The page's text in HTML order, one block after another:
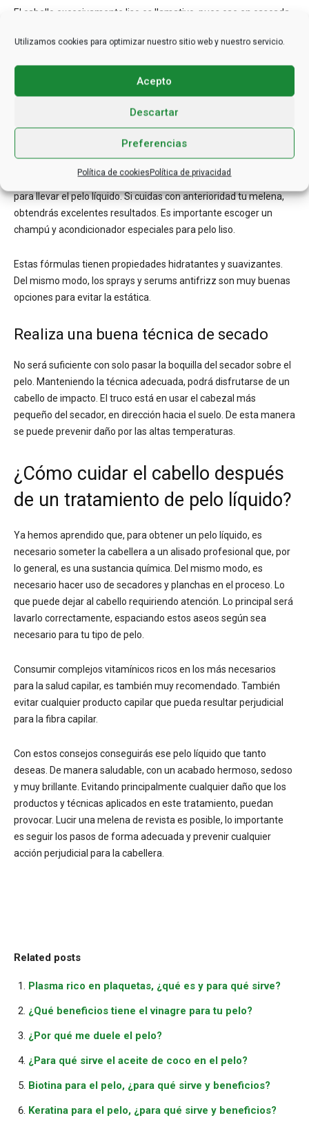
Utilizamos cookies para optimizar nuestro sitio web y nuestro servicio.
Acepto
Descartar
Preferencias
Política de cookiesPolítica de privacidad
El cabello excesivamente liso es llamativo, pues cae en cascada
para resaltar el rostro. Para que este estilo siempre se
mitad con un efecto tipo espejo. El pelo que escapa a la parte
frontal, suele llevarse detrás de las orejas. Esta tendencia puede
variarse si se desea, ondulando un poco las puntas del cabello.
Escoge los productos apropiados
No tienes que esperar a que sea un evento de gran importancia
para llevar el pelo líquido. Si cuidas con anterioridad tu melena,
obtendrás excelentes resultados. Es importante escoger un
champú y acondicionador especiales para pelo liso.
Estas fórmulas tienen propiedades hidratantes y suavizantes.
Del mismo modo, los sprays y serums antifrizz son muy buenas
opciones para evitar la estática.
Realiza una buena técnica de secado
No será suficiente con solo pasar la boquilla del secador sobre el
pelo. Manteniendo la técnica adecuada, podrá disfrutarse de un
cabello de impacto. El truco está en usar el cabezal más
pequeño del secador, en dirección hacia el suelo. De esta manera
se puede prevenir daño por las altas temperaturas.
¿Cómo cuidar el cabello después
de un tratamiento de pelo líquido?
Ya hemos aprendido que, para obtener un pelo líquido, es
necesario someter la cabellera a un alisado profesional que, por
lo general, es una sustancia química. Del mismo modo, es
necesario hacer uso de secadores y planchas en el proceso. Lo
que puede dejar al cabello requiriendo atención. Lo principal será
lavarlo correctamente, espaciando estos aseos según sea
necesario para tu tipo de pelo.
Consumir complejos vitamínicos ricos en los más necesarios
para la salud capilar, es también muy recomendado. También
evitar cualquier producto capilar que pueda resultar perjudicial
para la fibra capilar.
Con estos consejos conseguirás ese pelo líquido que tanto
deseas. De manera saludable, con un acabado hermoso, sedoso
y muy brillante. Evitando principalmente cualquier daño que los
productos y técnicas aplicados en este tratamiento, puedan
provocar. Lucir una melena de revista es posible, lo importante
es seguir los pasos de forma adecuada y prevenir cualquier
acción perjudicial para la cabellera.
Related posts
Plasma rico en plaquetas, ¿qué es y para qué sirve?
¿Qué beneficios tiene el vinagre para tu pelo?
¿Por qué me duele el pelo?
¿Para qué sirve el aceite de coco en el pelo?
Biotina para el pelo, ¿para qué sirve y beneficios?
Keratina para el pelo, ¿para qué sirve y beneficios?